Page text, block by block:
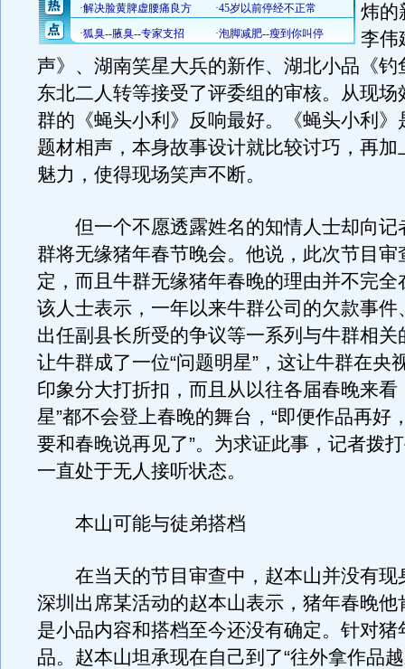
炜的
李伟
声》、湖南笑星大兵的新作、湖北小品《钓
东北二人转等接受了评委组的审核。从现场
群的《蝇头小利》反响最好。《蝇头小利》
题材相声，本身故事设计就比较讨巧，再加
魅力，使得现场笑声不断。
但一个不愿透露姓名的知情人士却向记
群将无缘猪年春节晚会。他说，此次节目审
定，而且牛群无缘猪年春晚的理由并不完全
该人士表示，一年以来牛群公司的欠款事件
出任副县长所受的争议等一系列与牛群相关
让牛群成了一位“问题明星”，这让牛群在央
印象分大打折扣，而且从以往各届春晚来看
星”都不会登上春晚的舞台，“即便作品再好
要和春晚说再见了”。为求证此事，记者拨
一直处于无人接听状态。
本山可能与徒弟搭档
在当天的节目审查中，赵本山并没有现
深圳出席某活动的赵本山表示，猪年春晚他
是小品内容和搭档至今还没有确定。针对猪
品。赵本山坦承现在自己到了“往外拿作品